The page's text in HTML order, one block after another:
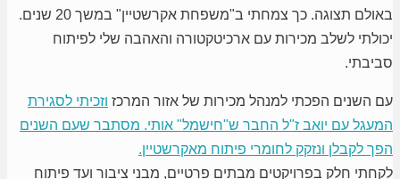
באולם תצוגה. כך צמחתי ב"משפחת אקרשטיין" במשך 20 שנים.
יכולתי לשלב מכירות עם ארכיטקטורה והאהבה שלי לפיתוח
סביבתי.
עם השנים הפכתי למנהל מכירות של אזור המרכז וזכיתי לסגירת
המעגל עם יואב ז"ל החבר ש"חישמל" אותי. מסתבר שעם השנים
הפך לקבלן ונזקק לחומרי פיתוח מאקרשטיין.
לקחתי חלק בפרויקטים מבתים פרטיים, מבני ציבור ועד פיתוח